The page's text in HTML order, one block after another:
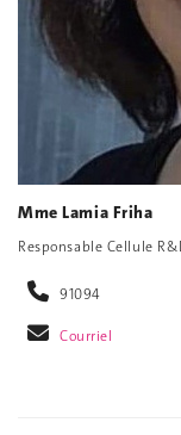
Mme Lamia Friha
Responsable Cellule
91094
Courriel